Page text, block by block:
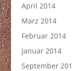
April 2014
März 2014
Februar 2014
Januar 2014
September